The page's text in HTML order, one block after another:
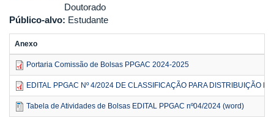
Doutorado
Público-alvo: Estudante
Anexo
Portaria Comissão de Bolsas PPGAC 2024-2025
EDITAL PPGAC Nº 4/2024 DE CLASSIFICAÇÃO PARA DISTRIBUIÇÃO
Tabela de Atividades de Bolsas EDITAL PPGAC nº04/2024 (word)